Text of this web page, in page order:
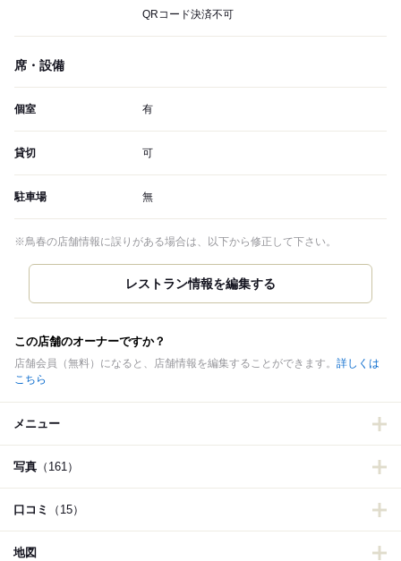
QRコード決済不可
席・設備
個室 有
貸切 可
駐車場 無
※鳥春の店舗情報に誤りがある場合は、以下から修正して下さい。
この店舗のオーナーですか？
店舗会員（無料）になると、店舗情報を編集することができます。 詳しくは
こちら
メニュー
写真 （161）
口コミ （15）
地図